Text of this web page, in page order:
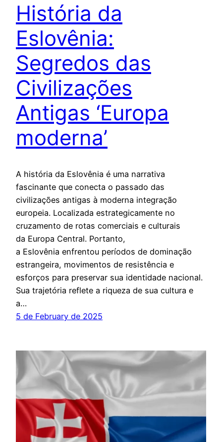
História da
Eslovênia:
Segredos das
Civilizações
Antigas ‘Europa
moderna’
A história da Eslovênia é uma narrativa
fascinante que conecta o passado das
civilizações antigas à moderna integração
europeia. Localizada estrategicamente no
cruzamento de rotas comerciais e culturais
da Europa Central. Portanto,
a Eslovênia enfrentou períodos de dominação
estrangeira, movimentos de resistência e
esforços para preservar sua identidade nacional.
Sua trajetória reflete a riqueza de sua cultura e
a…
5 de February de 2025